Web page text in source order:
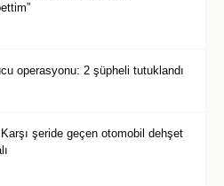
operasyonu: 2 şüpheli tutuklandı
şeride geçen otomobil dehşet